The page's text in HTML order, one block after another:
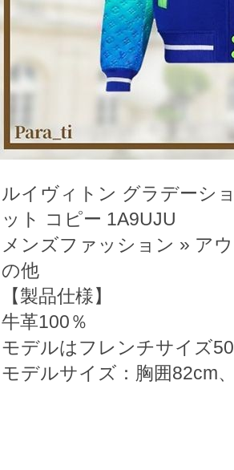
ルイヴィトン グラデーシ
ット コピー 1A9UJU
メンズファッション » ア
の他
【製品仕様】
牛革100％
モデルはフレンチサイズ
モデルサイズ：胸囲82cm